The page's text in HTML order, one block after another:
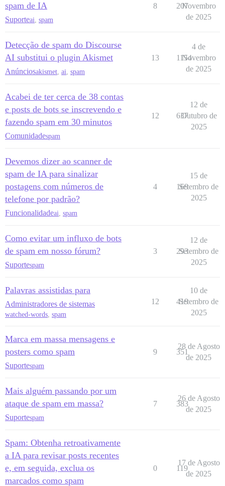
spam de IA
Suporteai spam
8 207Novembro
de 2025
Detecção de spam do Discourse
AI substitui o plugin Akismet
Anúnciosakismet ai spam
13 1154
4 de
Novembro
de 2025
Acabei de ter cerca de 38 contas
e posts de bots se inscrevendo e
fazendo spam em 30 minutos
Comunidadespam
12 637
12 de
Outubro de
2025
Devemos dizer ao scanner de
spam de IA para sinalizar
postagens com números de
telefone por padrão?
Funcionalidadeai spam
4 169
15 de
Setembro de
2025
Como evitar um influxo de bots
de spam em nosso fórum?
Suportespam
3 293
12 de
Setembro de
2025
Palavras assistidas para
Administradores de sistemas
watched-words, spam
12 419
10 de
Setembro de
2025
Marca em massa mensagens e
posters como spam
Suportespam
9 351
28 de Agosto
de 2025
Mais alguém passando por um
ataque de spam em massa?
Suportespam
7 383
26 de Agosto
de 2025
Spam: Obtenha retroativamente
a IA para revisar posts recentes
e, em seguida, exclua os
marcados como spam
0 119
17 de Agosto
de 2025